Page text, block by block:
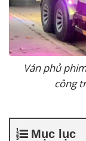
Ván phủ
công
Mục lục